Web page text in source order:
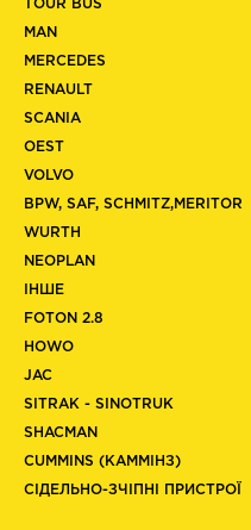
TOUR BUS
MAN
MERCEDES
RENAULT
SCANIA
OEST
VOLVO
BPW, SAF, SCHMITZ,MERITOR
WURTH
NEOPLAN
ІНШЕ
FOTON 2.8
HOWO
JAC
SITRAK - SINOTRUK
SHACMAN
CUMMINS (КАММІНЗ)
СІДЕЛЬНО-ЗЧІПНІ ПРИСТРОЇ